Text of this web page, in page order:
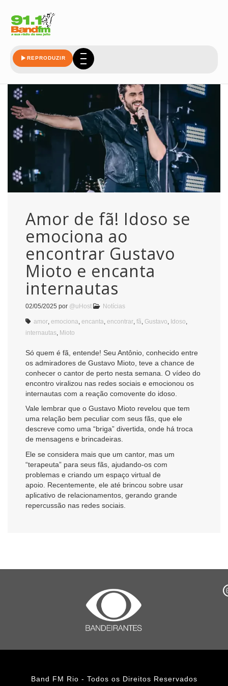
REPRODUZIR
Amor de fã! Idoso se
emociona ao
encontrar Gustavo
Mioto e encanta
internautas
02/05/2025 por @uHost Notícias
amor emociona encanta encontrar fã Gustavo Idoso
internautas Mioto
Só quem é fã, entende! Seu Antônio, conhecido entre
os admiradores de Gustavo Mioto, teve a chance de
conhecer o cantor de perto nesta semana. O vídeo do
encontro viralizou nas redes sociais e emocionou os
internautas com a reação comovente do idoso.
Vale lembrar que o Gustavo Mioto revelou que tem
uma relação bem peculiar com seus fãs, que ele
descreve como uma “briga” divertida, onde há troca
de mensagens e brincadeiras.
Ele se considera mais que um cantor, mas um
“terapeuta” para seus fãs, ajudando-os com
problemas e criando um espaço virtual de
apoio. Recentemente, ele até brincou sobre usar
aplicativo de relacionamentos, gerando grande
repercussão nas redes sociais.
Band FM Rio - Todos os Direitos Reservados